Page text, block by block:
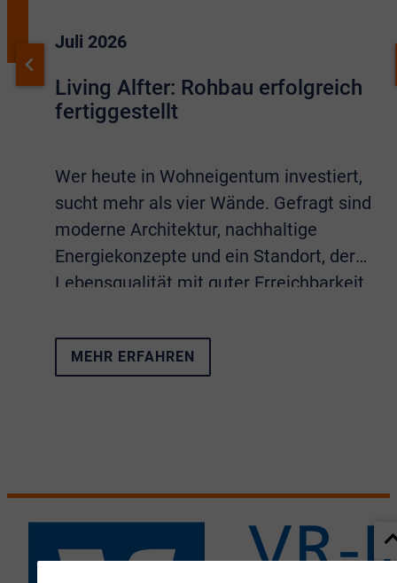
Juli 2026
Living Alfter: Rohbau erfolgreich
fertiggestellt
Wer heute in Wohneigentum investiert,
sucht mehr als vier Wände. Gefragt sind
moderne Architektur, nachhaltige
Energiekonzepte und ein Standort, der
Lebensqualität mit guter Erreichbarkeit
vereint das Neubauprojekt
MEHR ERFAHREN